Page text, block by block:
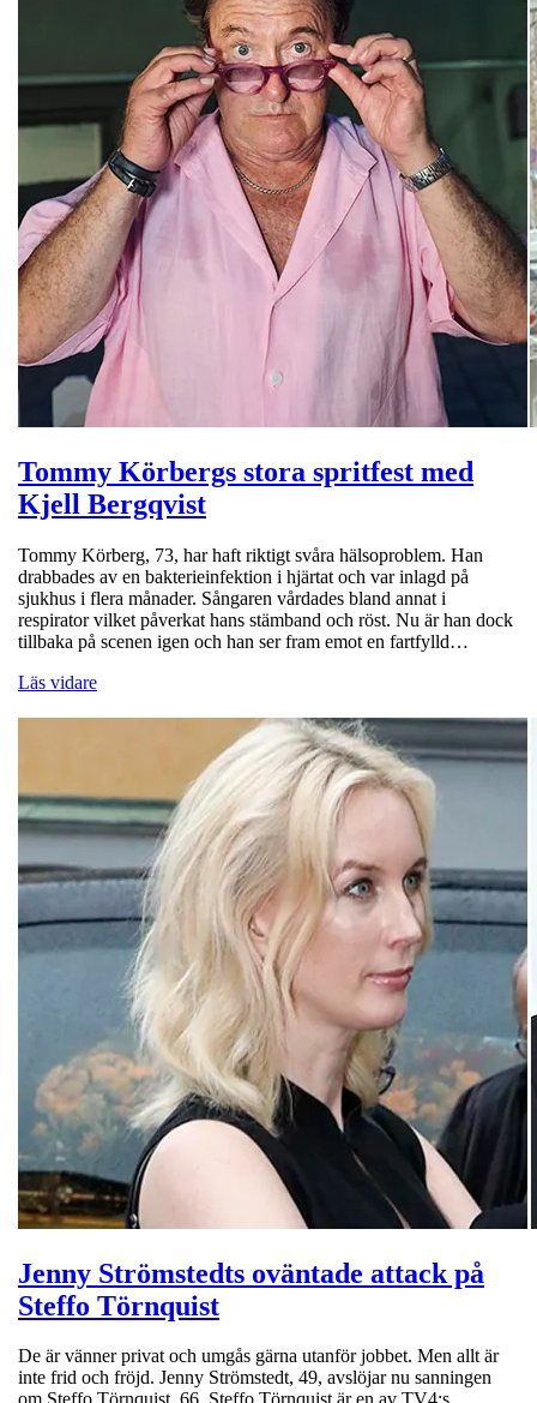
Tommy Körbergs stora spritfest med
Kjell Bergqvist
Tommy Körberg, 73, har haft riktigt svåra hälsoproblem. Han
drabbades av en bakterieinfektion i hjärtat och var inlagd på
sjukhus i flera månader. Sångaren vårdades bland annat i
respirator vilket påverkat hans stämband och röst. Nu är han dock
tillbaka på scenen igen och han ser fram emot en fartfylld…
Läs vidare
Jenny Strömstedts oväntade attack på
Steffo Törnquist
De är vänner privat och umgås gärna utanför jobbet. Men allt är
inte frid och fröjd. Jenny Strömstedt, 49, avslöjar nu sanningen